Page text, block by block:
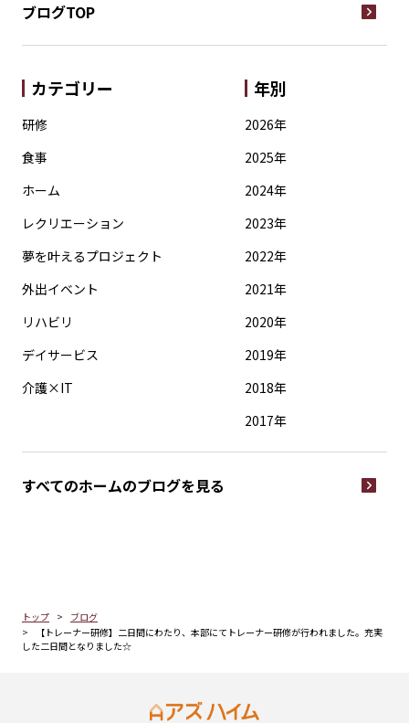
トップ
ブログ
【トレーナー研修】二日間にわたり、本部にてトレーナー研修が行われました。充実
した二日間となりました☆
ブログTOP
カテゴリー
研修
食事
ホーム
レクリエーション
夢を叶えるプロジェクト
外出イベント
リハビリ
デイサービス
介護×IT
年別
2026年
2025年
2024年
2023年
2022年
2021年
2020年
2019年
2018年
2017年
すべてのホームのブログを見る